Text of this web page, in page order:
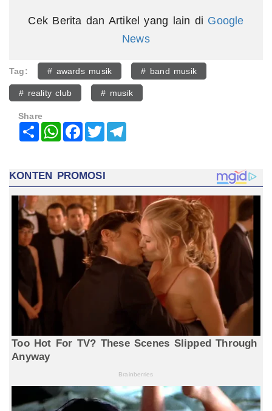
Cek Berita dan Artikel yang lain di Google
News
Tag: # awards musik # band musik
# reality club # musik
Share
Share WhatsAppFacebook
Twitter